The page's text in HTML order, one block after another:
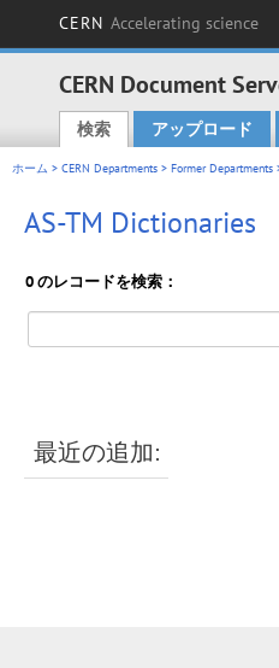
CERN Accelerating science
CERN Document
Main menu
検索 アップロード
ホーム > CERN Departments > Former Departments
AS-TM Dictionaries
0 のレコードを検索：
最近の追加: